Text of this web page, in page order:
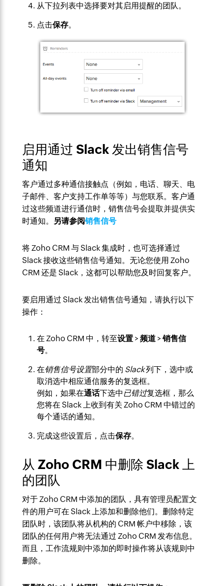
从下拉列表中选择要对其启用提醒的团队。
点击保存。
启用通过 Slack 发出销售信号
通知
客户通过多种通信接触点（例如，电话、聊天、电
子邮件、客户支持工作单等等）与您联系。客户通
过这些频道进行通信时，销售信号会提取并提供实
时通知。
另请参阅销售信号
将 Zoho CRM 与 Slack 集成时，也可选择通过
Slack 接收这些销售信号通知。无论您使用 Zoho
CRM 还是 Slack，这都可以帮助您及时回复客户。
要启用通过 Slack 发出销售信号通知，请执行以下
操作：
在 Zoho CRM 中，转至设置> 频道>销售信
号。
在销售信号设置部分中的 Slack列下，选中或
取消选中相应通信服务的复选框。
例如，如果在通话下选中已错过复选框，那么
您将在 Slack 上收到有关 Zoho CRM 中错过的
每个通话的通知。
完成这些设置后，点击保存。
从 Zoho CRM 中删除 Slack 上
的团队
对于 Zoho CRM 中添加的团队，具有管理员配置文
件的用户可在 Slack 上添加和删除他们。删除特定
团队时，该团队将从机构的 CRM 帐户中移除，该
团队的任何用户将无法通过 Zoho CRM 发布信息。
而且，工作流规则中添加的即时操作将从该规则中
删除。